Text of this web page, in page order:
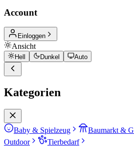
Account
Einloggen
Ansicht
Hell Dunkel Auto
Kategorien
Baby & Spielzeug Baumarkt &
Outdoor
Tierbedarf